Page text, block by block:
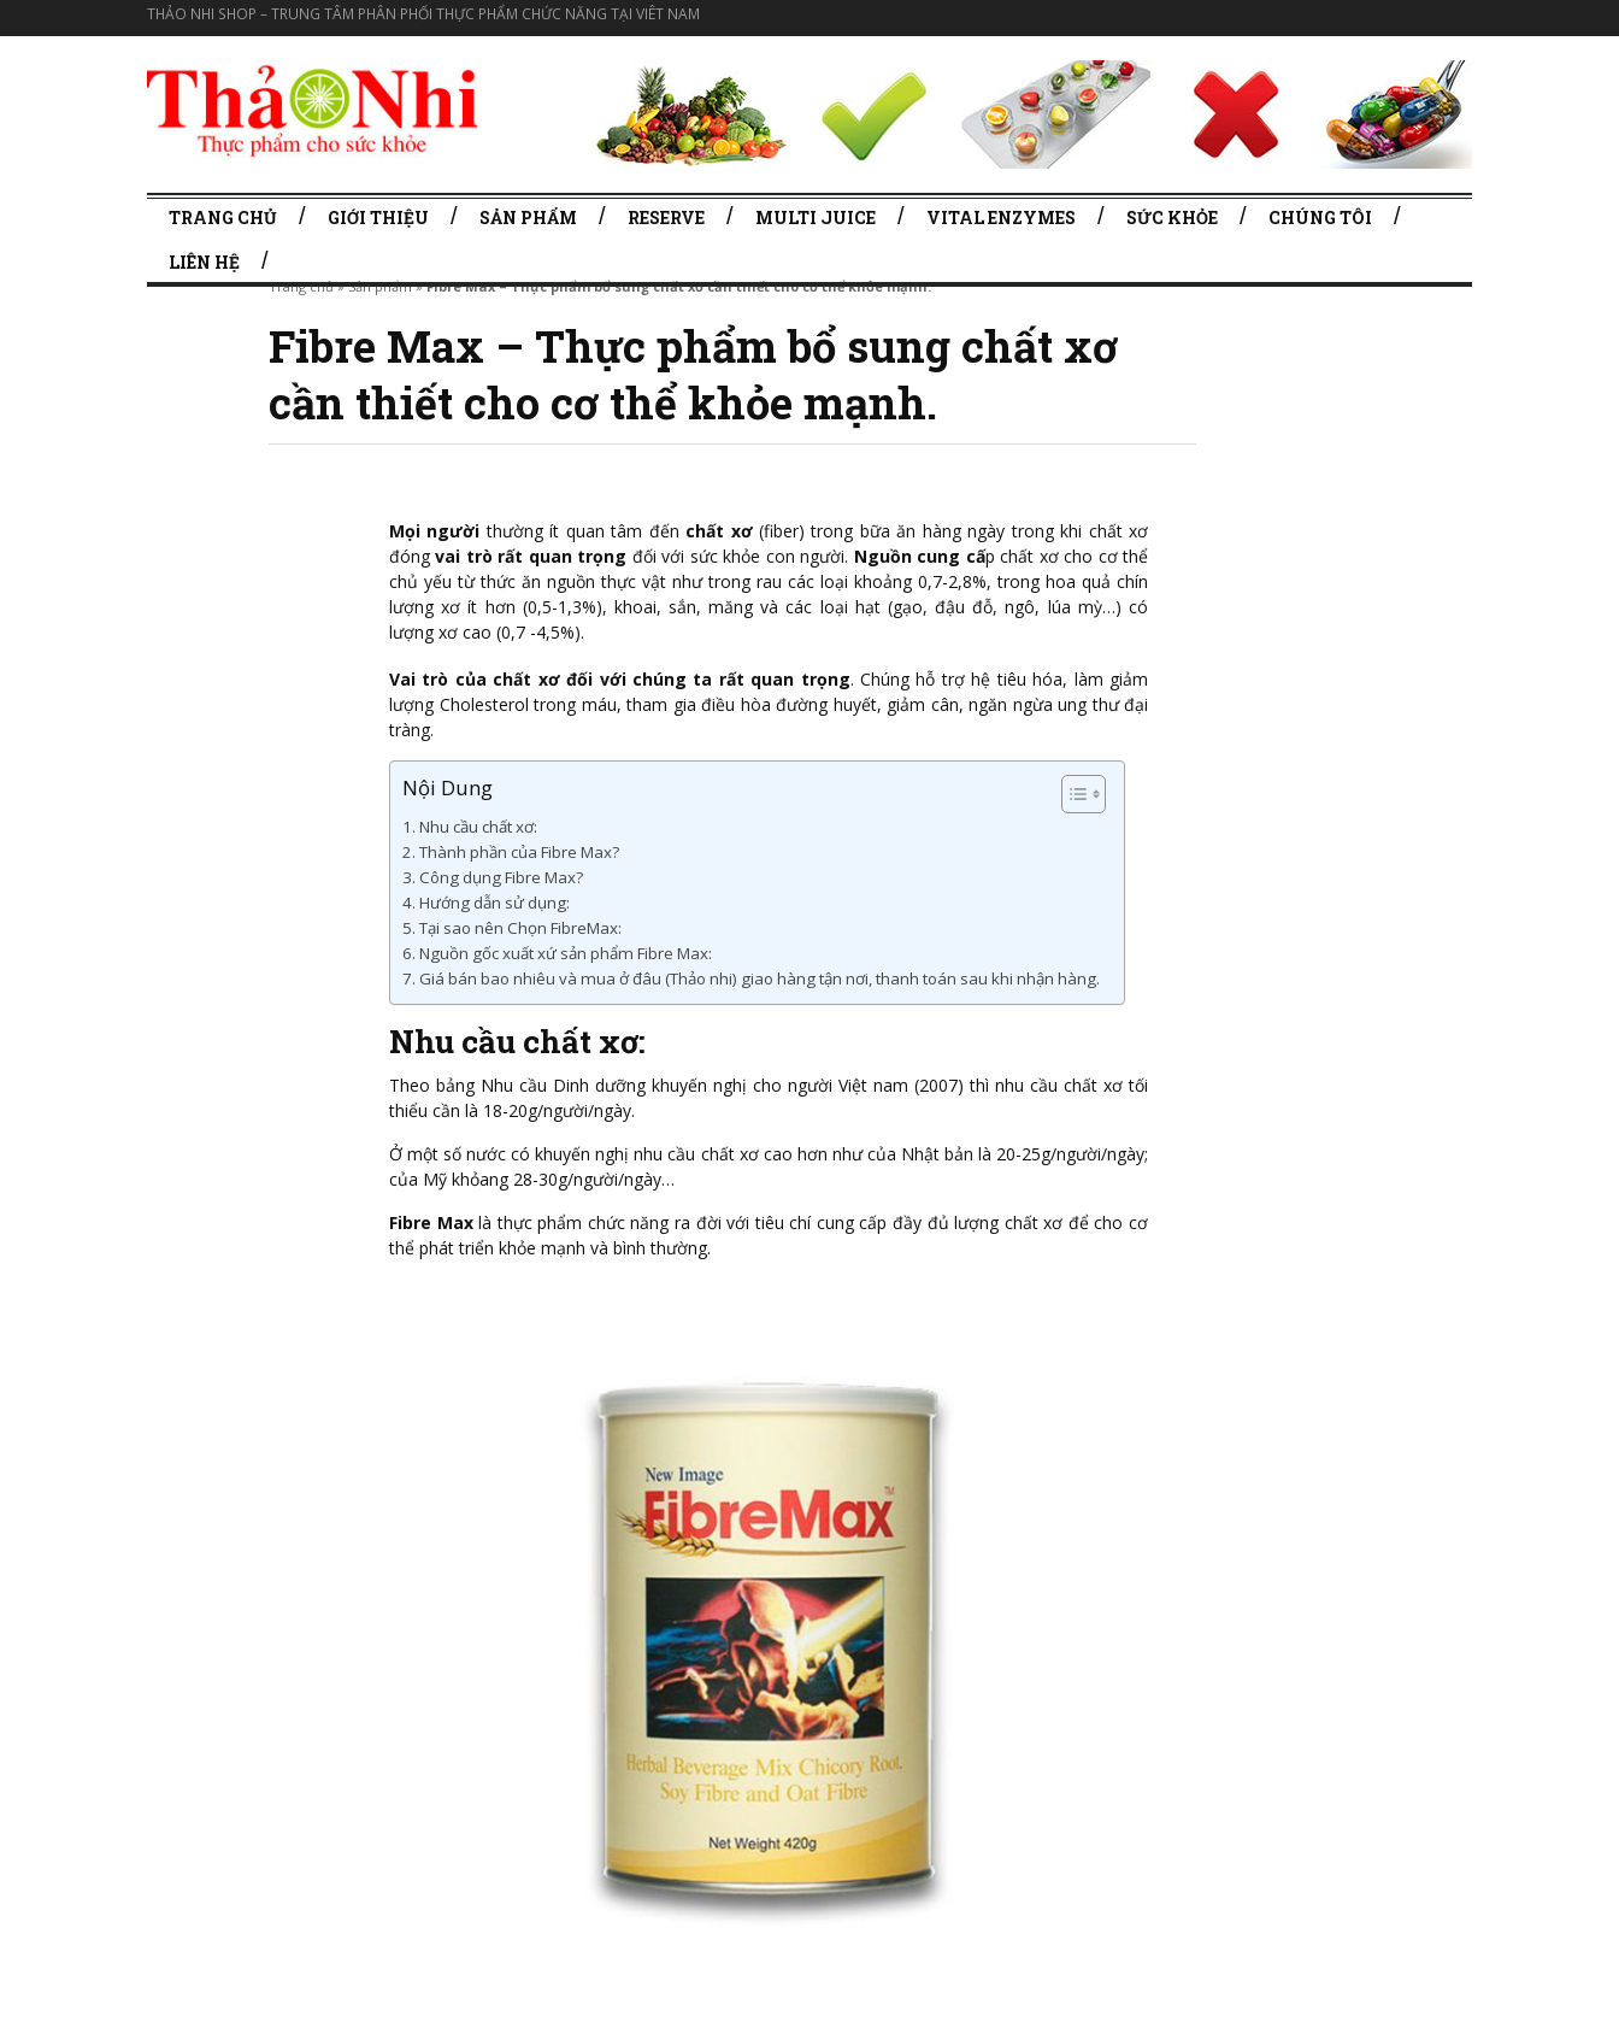
THẢO NHI SHOP – TRUNG TÂM PHÂN PHỐI THỰC PHẨM CHỨC NĂNG TẠI VIÊT NAM
TRANG CHỦ GIỚI THIỆU SẢN PHẨM RESERVE MULTI JUICE VITAL ENZYMES SỨC KHỎE
CHÚNG TÔI
LIÊN HỆ
Trang chủ»Sản phẩm»Fibre Max – Thực phẩm bổ sung chất xơ cần thiết cho cơ thể khỏe mạnh.
Fibre Max – Thực phẩm bổ sung chất xơ
cần thiết cho cơ thể khỏe mạnh.
Mọi ngườithường ít quan tâm đến chất xơ(fiber) trong bữa ăn hàng ngày trong khi chất xơ
đóngvai trò rất quan trọng đối với sức khỏe con người. Nguồn cung cấp chất xơ cho cơ thể
chủ yếu từ thức ăn nguồn thực vật như trong rau các loại khoảng 0,7-2,8%, trong hoa quả chín
lượng xơ ít hơn (0,5-1,3%), khoai, sắn, măng và các loại hạt (gạo, đậu đỗ, ngô, lúa mỳ…) có
lượng xơ cao (0,7 -4,5%).
Vai trò của chất xơ đối với chúng ta rất quan trọng. Chúng hỗ trợ hệ tiêu hóa, làm giảm
lượng Cholesterol trong máu, tham gia điều hòa đường huyết, giảm cân, ngăn ngừa ung thư đại
tràng.
Nội Dung
Nhu cầu chất xơ:
Thành phần của Fibre Max?
Công dụng Fibre Max?
Hướng dẫn sử dụng:
Tại sao nên Chọn FibreMax:
Nguồn gốc xuất xứ sản phẩm Fibre Max:
Giá bán bao nhiêu và mua ở đâu (Thảo nhi) giao hàng tận nơi, thanh toán sau khi nhận hàng.
Nhu cầu chất xơ:
Theo bảng Nhu cầu Dinh dưỡng khuyến nghị cho người Việt nam (2007) thì nhu cầu chất xơ tối
thiểu cần là 18-20g/người/ngày.
Ở một số nước có khuyến nghị nhu cầu chất xơ cao hơn như của Nhật bản là 20-25g/người/ngày;
của Mỹ khỏang 28-30g/người/ngày…
Fibre Maxlà thực phẩm chức năng ra đời với tiêu chí cung cấp đầy đủ lượng chất xơ để cho cơ
thể phát triển khỏe mạnh và bình thường.